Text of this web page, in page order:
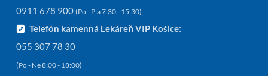
0911 678 900 (Po - Pia 7:30 - 15:30)
Telefón kamenná Lekáreň VIP Košice:
055 307 78 30
(Po - Ne 8:00 - 18:00)